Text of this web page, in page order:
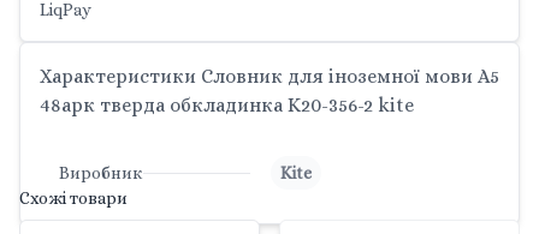
LiqPay
Характеристики Cловник для іноземної мови А5
48арк тверда обкладинка K20-356-2 kite
Виробник
Kite
Схожі товари